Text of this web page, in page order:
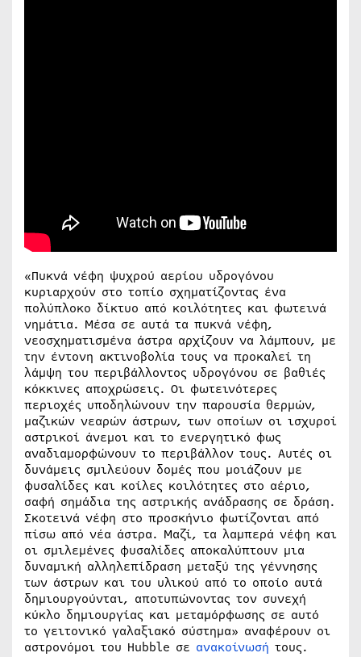
«Πυκνά νέφη ψυχρού αερίου υδρογόνου
κυριαρχούν στο τοπίο σχηματίζοντας ένα
πολύπλοκο δίκτυο από κοιλότητες και φωτεινά
νημάτια. Μέσα σε αυτά τα πυκνά νέφη,
νεοσχηματισμένα άστρα αρχίζουν να λάμπουν, με
την έντονη ακτινοβολία τους να προκαλεί τη
λάμψη του περιβάλλοντος υδρογόνου σε βαθιές
κόκκινες αποχρώσεις. Οι φωτεινότερες
περιοχές υποδηλώνουν την παρουσία θερμών,
μαζικών νεαρών άστρων, των οποίων οι ισχυροί
αστρικοί άνεμοι και το ενεργητικό φως
αναδιαμορφώνουν το περιβάλλον τους. Αυτές οι
δυνάμεις σμιλεύουν δομές που μοιάζουν με
φυσαλίδες και κοίλες κοιλότητες στο αέριο,
σαφή σημάδια της αστρικής ανάδρασης σε δράση.
Σκοτεινά νέφη στο προσκήνιο φωτίζονται από
πίσω από νέα άστρα. Μαζί, τα λαμπερά νέφη και
οι σμιλεμένες φυσαλίδες αποκαλύπτουν μια
δυναμική αλληλεπίδραση μεταξύ της γέννησης
των άστρων και του υλικού από το οποίο αυτά
δημιουργούνται, αποτυπώνοντας τον συνεχή
κύκλο δημιουργίας και μεταμόρφωσης σε αυτό
το γειτονικό γαλαξιακό σύστημα» αναφέρουν οι
αστρονόμοι του Hubble σε ανακοίνωσή τους.